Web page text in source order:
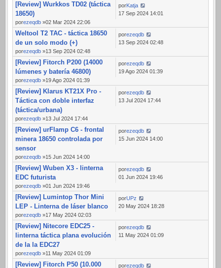
[Review] Wurkkos TD02 (táctica
18650)
porezeqdb »02 Mar 2024 22:06
porKatja
17 Sep 2024 14:01
Weltool T2 TAC - táctica 18650
de un solo modo (+)
porezeqdb »13 Sep 2024 02:48
porezeqdb
13 Sep 2024 02:48
[Review] Fitorch P200 (14000
lúmenes y batería 46800)
porezeqdb »19 Ago 2024 01:39
porezeqdb
19 Ago 2024 01:39
[Review] Klarus KT21X Pro -
Táctica con doble interfaz
(táctica/urbana)
porezeqdb »13 Jul 2024 17:44
porezeqdb
13 Jul 2024 17:44
[Review] urFlamp C6 - frontal
minera 18650 controlada por
sensor
porezeqdb »15 Jun 2024 14:00
porezeqdb
15 Jun 2024 14:00
[Review] Wuben X3 - linterna
EDC futurista
porezeqdb »01 Jun 2024 19:46
porezeqdb
01 Jun 2024 19:46
[Review] Lumintop Thor Mini
LEP - Linterna de láser blanco
porezeqdb »17 May 2024 02:03
porUPz
20 May 2024 18:28
[Review] Nitecore EDC25 -
linterna táctica plana evolución
de la la EDC27
porezeqdb »11 May 2024 01:09
porezeqdb
11 May 2024 01:09
[Review] Fitorch P50 (10.000
porezeqdb